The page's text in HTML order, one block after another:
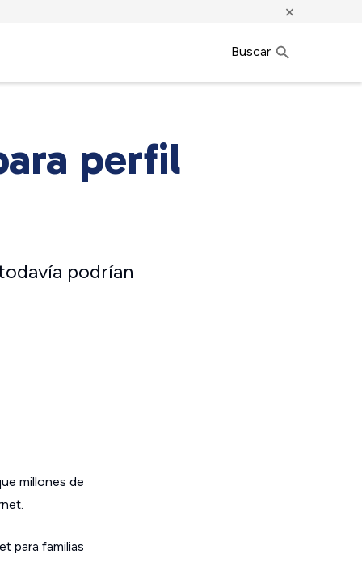
×
Buscar
perfil
podrían
millones de
para familias